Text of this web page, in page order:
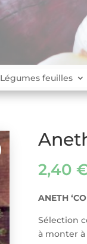
Légumes feuilles
2,40
ANETH
Sélection
à monter à